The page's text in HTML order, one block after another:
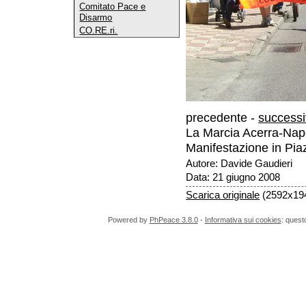
Comitato Pace e
Disarmo
CO.RE.ri.
precedente -
La Marcia Acerra-
Manifestazione in
Autore: Davide Gaudieri
Data: 21 giugno 2008
Scarica originale
Powered by PhPeace 3.8.0- Informativa sui cookies: